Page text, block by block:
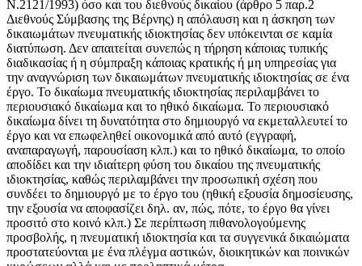
Ν.2121/1993) όσο και του διεθνούς δικαίου (άρθρο 5 παρ.2
Διεθνούς Σύμβασης της Βέρνης) η απόλαυση και η άσκηση των
δικαιωμάτων πνευματικής ιδιοκτησίας δεν υπόκεινται σε καμία
διατύπωση. Δεν απαιτείται συνεπώς η τήρηση κάποιας τυπικής
διαδικασίας ή η σύμπραξη κάποιας κρατικής ή μη υπηρεσίας για
την αναγνώριση των δικαιωμάτων πνευματικής ιδιοκτησίας σε ένα
έργο. Το δικαίωμα πνευματικής ιδιοκτησίας περιλαμβάνει το
περιουσιακό δικαίωμα και το ηθικό δικαίωμα. Το περιουσιακό
δικαίωμα δίνει τη δυνατότητα στο δημιουργό να εκμεταλλευτεί το
έργο και να επωφεληθεί οικονομικά από αυτό (εγγραφή,
αναπαραγωγή, παρουσίαση κλπ.) και το ηθικό δικαίωμα, το οποίο
αποδίδει και την ιδιαίτερη φύση του δικαίου της πνευματικής
ιδιοκτησίας, καθώς περιλαμβάνει την προσωπική σχέση που
συνδέει το δημιουργό με το έργο του (ηθική εξουσία δημοσίευσης,
την εξουσία να αποφασίζει δηλ. αν, πώς, πότε, το έργο θα γίνει
προσιτό στο κοινό κλπ.) Σε περίπτωση πιθανολογούμενης
προσβολής, η πνευματική ιδιοκτησία και τα συγγενικά δικαιώματα
προστατεύονται με ένα πλέγμα αστικών, διοικητικών και ποινικών